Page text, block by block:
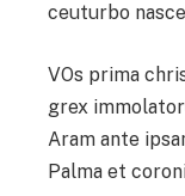
ceuturbo
VOs prima
grex
Aram ante
Palma et